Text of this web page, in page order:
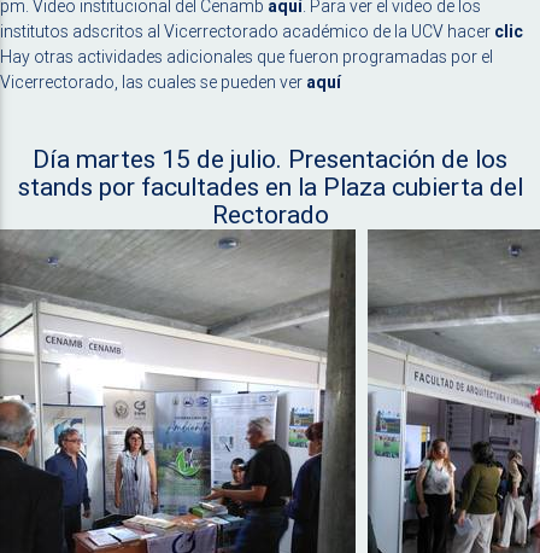
pm. Video institucional del Cenamb aquí. Para ver el video de los
institutos adscritos al Vicerrectorado académico de la UCV hacer clic
Hay otras actividades adicionales que fueron programadas por el
Vicerrectorado, las cuales se pueden ver aquí
Día martes 15 de julio. Presentación de los
stands por facultades en la Plaza cubierta del
Rectorado